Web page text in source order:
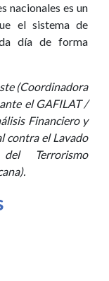
nacionales es un
el sistema de
día de forma
(Coordinadora
el GAFILAT /
Financiero y
contra el Lavado
Terrorismo